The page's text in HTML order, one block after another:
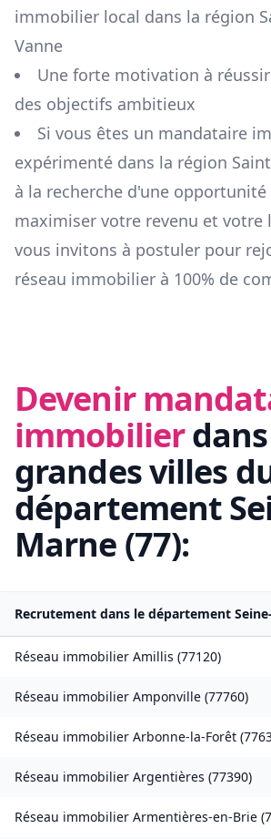
immobilier local dans la région
Vanne
Une forte motivation à
des objectifs ambitieux
Si vous êtes un mandataire
expérimenté dans la région
à la recherche d'une
maximiser votre revenu et votre
vous invitons à postuler pour
réseau immobilier à 100% de
Devenir
immobilier
grandes villes
département
Marne (77):
Recrutement dans le département
Réseau immobilier Amillis (77120)
Réseau immobilier Amponville (77760)
Réseau immobilier Arbonne-la-Forêt (
Réseau immobilier Argentières (77390)
Réseau immobilier Armentières-en-Brie (